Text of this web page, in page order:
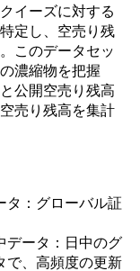
イーズに対する
定し、空売り残
このデータセッ
濃縮物を把握
公開空売り残高
売り残高を集計
タ：グローバル証
データ：日中のグ
で、高頻度の更新